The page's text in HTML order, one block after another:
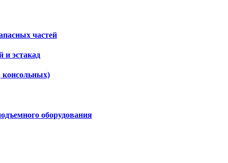
частей
и эстакад
консольных)
оборудования